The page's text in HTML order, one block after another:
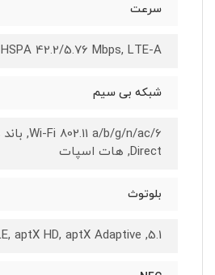
سرعت
HSPA 42.2/5.76 Mbps, LTE-A
شبکه بی سیم
Direct, هات اسپات
بلوتوث
5.1, A2DP, LE, aptX HD, aptX Adaptive